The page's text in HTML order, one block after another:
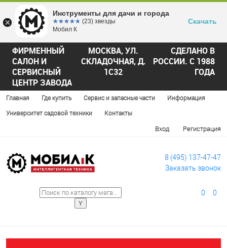
ФИРМЕННЫЙ
САЛОН И
СЕРВИСНЫЙ
ЦЕНТР ЗАВОДА
МОСКВА, УЛ.
СКЛАДОЧНАЯ, Д.
1С32
СДЕЛАНО В
РОССИИ. С 1988
ГОДА
Главная Где купить Сервис и запасные части Информация
Университет садовой техники Контакты
Вход Регистрация
8 (495) 137-47-47
Заказать звонок
0 0
Инструменты для дачи и города
☆☆☆☆☆
★★★★★ (23) звезды
Мобил К
Скачать